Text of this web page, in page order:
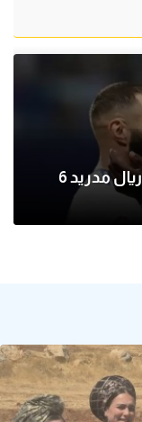
بـ24 مليون يورو.. فينيسيوس مع ريال مدريد 6